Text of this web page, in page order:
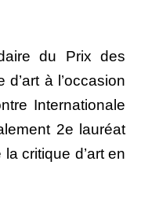
du Prix des
d’art à l’occasion
Internationale
2e lauréat
la critique d’art en